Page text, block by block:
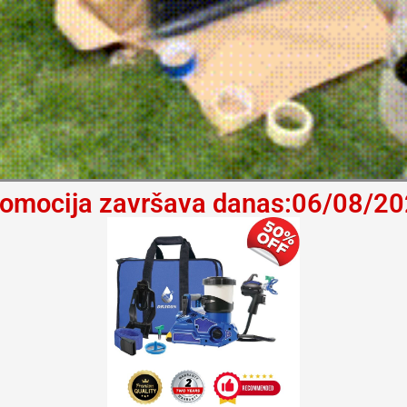
završava danas:06/08/